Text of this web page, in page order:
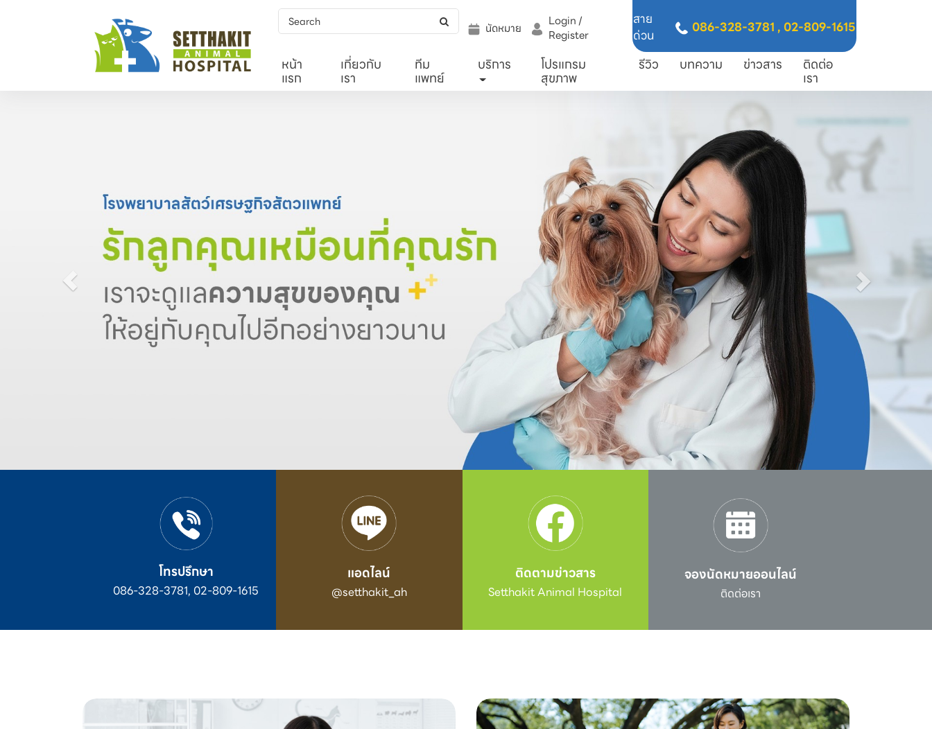
นัดหมาย
Login /
Register
สาย
ด่วน
086-328-3781 ,02-809-1615
หน้า
แรก
เกี่ยวกับ
เรา
ทีม
แพทย์
บริการ โปรแกรม
สุขภาพ
รีวิว บทความ ข่าวสาร ติดต่อ
เรา
โทรปรึกษา
086-328-3781, 02-809-1615
แอดไลน์
@setthakit_ah
ติดตามข่าวสาร
Setthakit Animal Hospital
จองนัดหมายออนไลน์
ติดต่อเรา